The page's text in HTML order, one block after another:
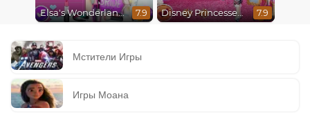
Elsa's Wonderland Wedding 7.9 Disney Princesses Runway Show 7.9
Мстители Игры
Игры Моана